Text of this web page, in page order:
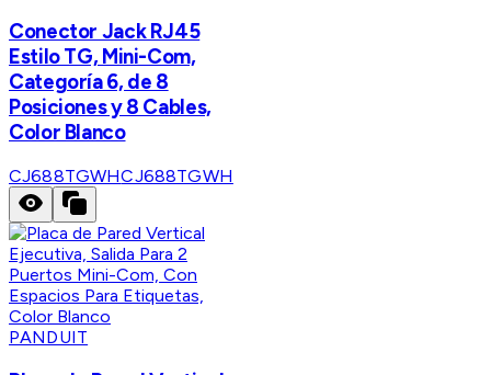
Conector Jack RJ45
Estilo TG, Mini-Com,
Categoría 6, de 8
Posiciones y 8 Cables,
Color Blanco
CJ688TGWHCJ688TGWH
PANDUIT